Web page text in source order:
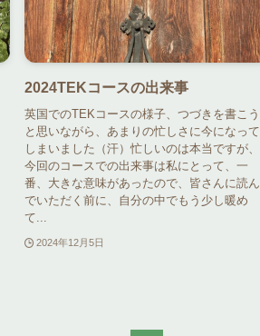
2024TEKコースの出来事
英国でのTEKコースの様子、つづきを書こう
と思いながら、あまりの忙しさに今になって
しまいました（汗）忙しいのは本当ですが、
今回のコースでの出来事は私にとって、一
番、大きな意味があったので、皆さんに読ん
でいただく前に、自分の中でもう少し暖め
て...
2024年12月5日